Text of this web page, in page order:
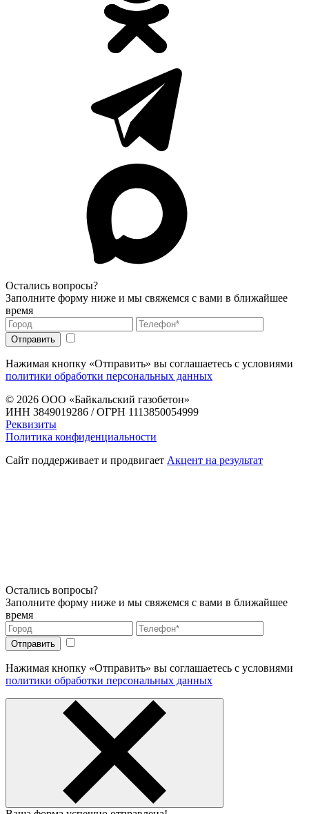
Остались вопросы?
Заполните форму ниже и мы свяжемся с вами в ближайшее
время
Нажимая кнопку «Отправить» вы соглашаетесь с условиями
политики обработки персональных данных
© 2026 ООО «Байкальский газобетон»
ИНН 3849019286 / ОГРН 1113850054999
Реквизиты
Политика конфиденциальности
Сайт поддерживает и продвигает Акцент на результат
Остались вопросы?
Заполните форму ниже и мы свяжемся с вами в ближайшее
время
Нажимая кнопку «Отправить» вы соглашаетесь с условиями
политики обработки персональных данных